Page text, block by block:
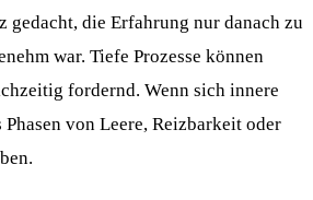
gedacht, die Erfahrung nur danach zu
war. Tiefe Prozesse können
fordernd. Wenn sich innere
von Leere, Reizbarkeit oder